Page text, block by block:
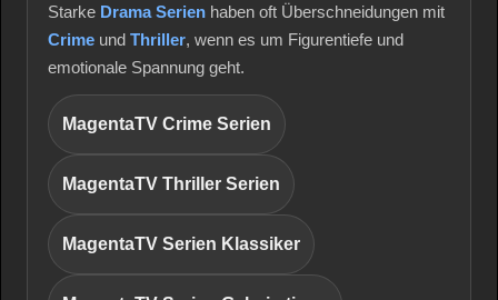
Starke Drama Serien haben oft Überschneidungen mit
Crime und Thriller, wenn es um Figurentiefe und
emotionale Spannung geht.
MagentaTV Crime Serien
MagentaTV Thriller Serien
MagentaTV Serien Klassiker